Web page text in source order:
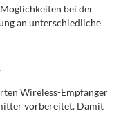
bei der
an unterschiedliche
Wireless-Empfänger
vorbereitet. Damit